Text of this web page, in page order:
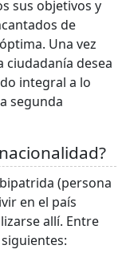
sus objetivos y
de
Una vez
ciudadanía desea
integral a lo
segunda
(persona
en el país
allí. Entre